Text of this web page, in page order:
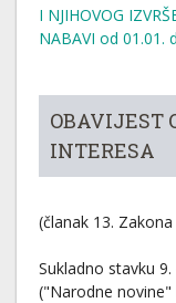
I NJIHOVOG
NABAVI od 01.01.
OBAVIJEST
INTERESA
(članak 13.
Sukladno stavku
("Narodne